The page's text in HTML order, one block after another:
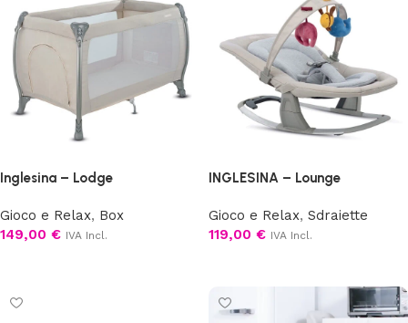
Inglesina – Lodge
Gioco e Relax, Box
149,00 € IVA Incl.
INGLESINA – Lounge
Gioco e Relax, Sdraiette
119,00 € IVA Incl.